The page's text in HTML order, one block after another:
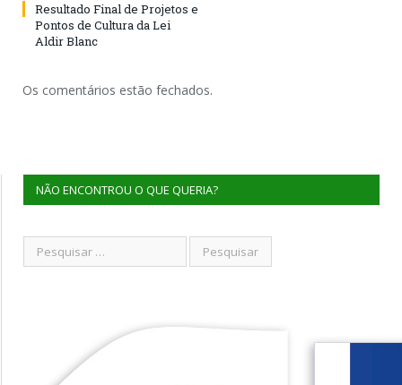
Resultado Final de Projetos e
Pontos de Cultura da Lei
Aldir Blanc
Os comentários estão fechados.
NÃO ENCONTROU O QUE QUERIA?